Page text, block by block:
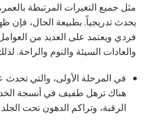
مثل جميع التغيرات المرتبطة
يحدث تدريجياً. بطبيعة الحال، فإن
فردي ويعتمد على العديد من
والعادات السيئة والنوم والراحة.
هناك ترهل طفيف في أنسجة
الرقبة، وتراكم الدهون تحت